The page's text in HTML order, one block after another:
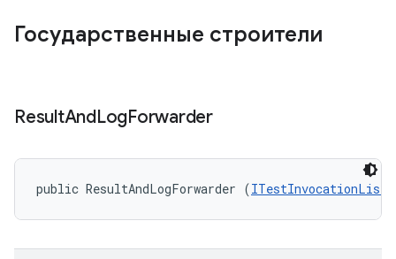
Государственные строители
ResultAndLogForwarder
public ResultAndLogForwarder (